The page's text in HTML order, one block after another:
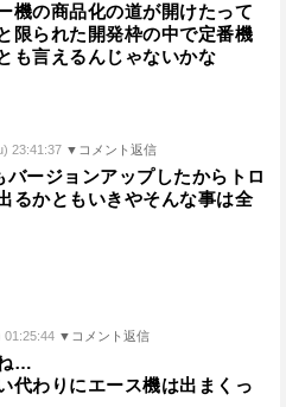
機の商品化の道が開けたって
限られた開発枠の中で定番機
も言えるんじゃないかな
23:41:37 ▼コメント返信
ージョンアップしたからトロ
るかともいきやそんな事は全
01:25:44 ▼コメント返信
…
代わりにエース機は出まくっ